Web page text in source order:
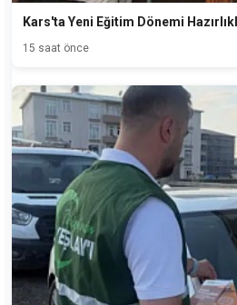
Kars'ta Yeni Eğitim Dönemi
15 saat önce